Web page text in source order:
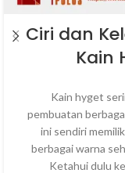
Ciri dan
Kain
Kain hyget
pembuatan
ini sendiri
berbagai warna
Ketahui dulu